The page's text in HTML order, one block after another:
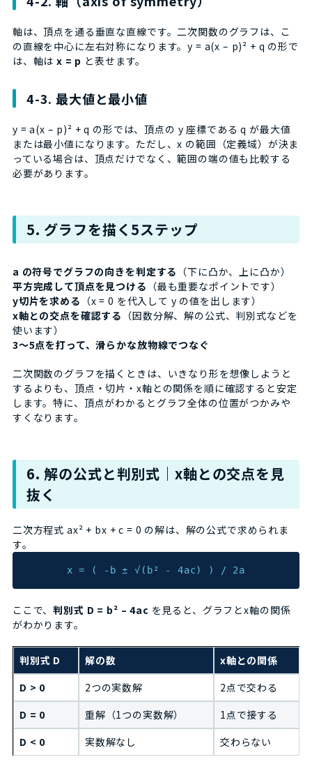
軸は、頂点を通る垂直な直線です。二次関数のグラフは、こ
の直線を中心に左右対称になります。y = a(x – p)² + q の形で
は、軸はx = p と表せます。
4-3. 最大値と最小値
y = a(x – p)² + q の形では、頂点の y 座標である q が最大値
または最小値になります。ただし、x の範囲（定義域）が決ま
っている場合は、頂点だけでなく、範囲の端の値も比較する
必要があります。
5. グラフを描く5ステップ
a の符号でグラフの向きを判定する （下に凸か、上に凸か）
平方完成して頂点を見つける （最も重要なポイントです）
y切片を求める （x = 0 を代入して y の値を出します）
x軸との交点を確認する （因数分解、解の公式、判別式などを
使います）
3〜5点を打って、滑らかな放物線でつなぐ
二次関数のグラフを描くときは、いきなり形を想像しようと
するよりも、頂点・切片・x軸との関係を順に確認すると安定
します。特に、頂点がわかるとグラフ全体の位置がつかみや
すくなります。
6. 解の公式と判別式｜x軸との交点を見
抜く
二次方程式 ax² + bx + c = 0 の解は、解の公式で求められま
す。
x = ( -b ± √(b² - 4ac) ) / 2a
ここで、判別式 D = b² – 4ac を見ると、グラフとx軸の関係
がわかります。
判別式 D 解の数
x軸との関係
D > 0
2つの実数解
2点で交わる
D = 0
重解（1つの実数解）
1点で接する
D < 0
実数解なし 交わらない